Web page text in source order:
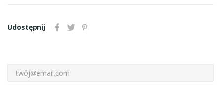
Udostępnij